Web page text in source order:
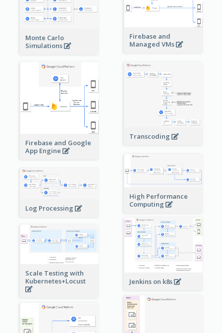
Firebase and
Managed VMs
Monte Carlo
Simulations
Firebase and Google
App Engine
Transcoding
High Performance
Computing
Log Processing
Jenkins on k8s
Scale Testing with
Kubernetes+Locust